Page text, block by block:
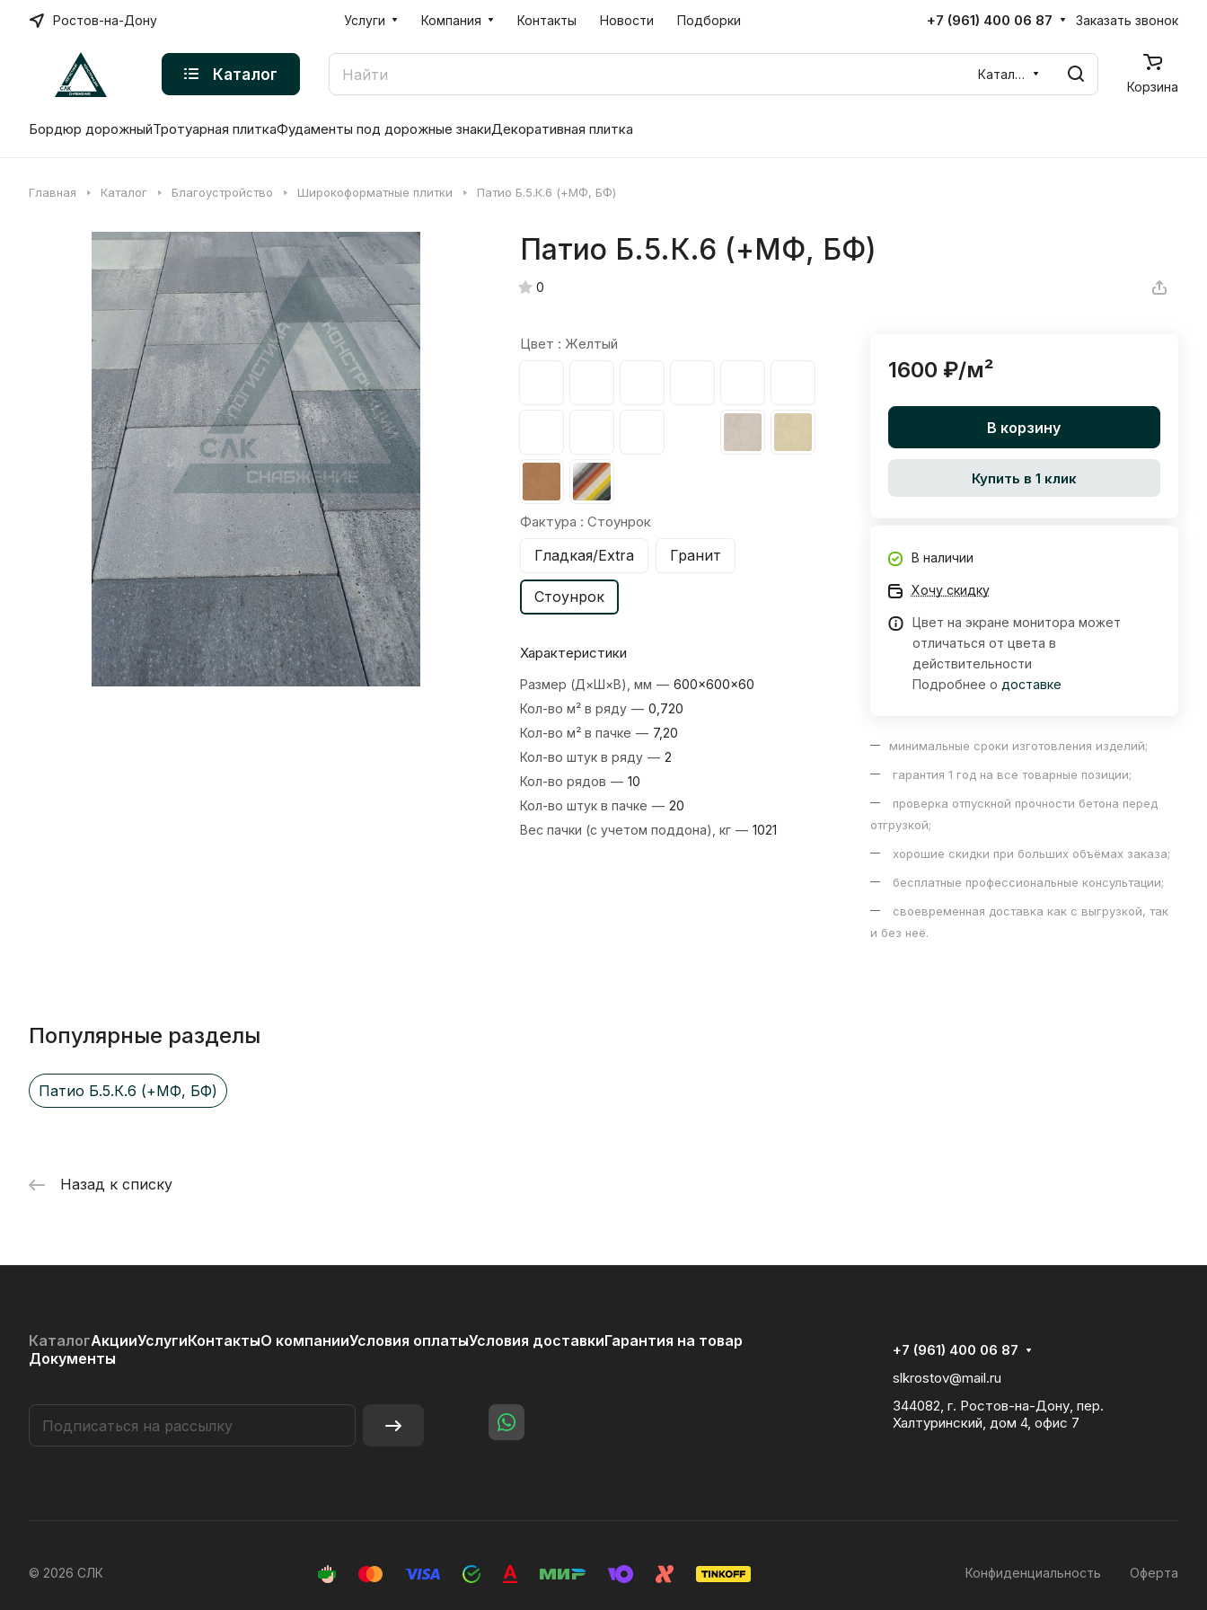
Ростов-на-Дону Услуги Компания Контакты Новости Подборки +7 (961) 400 06 87 Заказать звонок
Каталог
Каталог
Корзина
Бордюр дорожныйТротуарная плиткаФудаменты под дорожные знакиДекоративная плитка
Главная Каталог Благоустройство Широкоформатные плитки Патио Б.5.К.6 (+МФ, БФ)
Патио Б.5.К.6 (+МФ, БФ)
0
Цвет : Желтый
Фактура : Стоунрок
Гладкая/Extra Гранит
Стоунрок
Характеристики
Размер (Д×Ш×В), мм — 600×600×60
Кол-во м² в ряду — 0,720
Кол-во м² в пачке — 7,20
Кол-во штук в ряду — 2
Кол-во рядов — 10
Кол-во штук в пачке — 20
Вес пачки (с учетом поддона), кг — 1021
1600 ₽/м²
В корзину
Купить в 1 клик
В наличии
Хочу скидку
Цвет на экране монитора может
отличаться от цвета в
действительности
Подробнее о доставке
минимальные сроки изготовления изделий;
гарантия 1 год на все товарные позиции;
проверка отпускной прочности бетона перед
отгрузкой;
хорошие скидки при больших объёмах заказа;
бесплатные профессиональные консультации;
своевременная доставка как с выгрузкой, так
и без неё.
Популярные разделы
Патио Б.5.К.6 (+МФ, БФ)
Назад к списку
КаталогАкцииУслугиКонтактыО компанииУсловия оплатыУсловия доставкиГарантия на товар
Документы
+7 (961) 400 06 87
slkrostov@mail.ru
344082, г. Ростов-на-Дону, пер.
Халтуринский, дом 4, офис 7
© 2026 СЛК Конфиденциальность Оферта